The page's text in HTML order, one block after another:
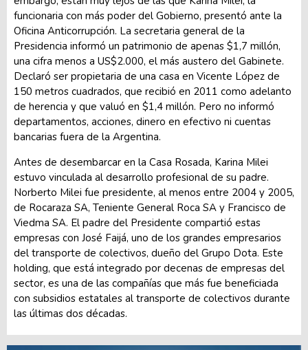
funcionaria con más poder del Gobierno, presentó ante la
Oficina Anticorrupción. La secretaria general de la
Presidencia informó un patrimonio de apenas $1,7 millón,
una cifra menos a US$2.000, el más austero del Gabinete.
Declaró ser propietaria de una casa en Vicente López de
150 metros cuadrados, que recibió en 2011 como adelanto
de herencia y que valuó en $1,4 millón. Pero no informó
departamentos, acciones, dinero en efectivo ni cuentas
bancarias fuera de la Argentina.
Antes de desembarcar en la Casa Rosada, Karina Milei
estuvo vinculada al desarrollo profesional de su padre.
Norberto Milei fue presidente, al menos entre 2004 y 2005,
de Rocaraza SA, Teniente General Roca SA y Francisco de
Viedma SA. El padre del Presidente compartió estas
empresas con José Faijá, uno de los grandes empresarios
del transporte de colectivos, dueño del Grupo Dota. Este
holding, que está integrado por decenas de empresas del
sector, es una de las compañías que más fue beneficiada
con subsidios estatales al transporte de colectivos durante
las últimas dos décadas.